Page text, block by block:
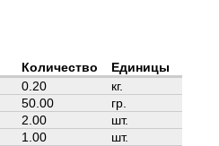
Количество
Единицы
0.20
кг.
50.00
гр.
2.00
шт.
1.00
шт.